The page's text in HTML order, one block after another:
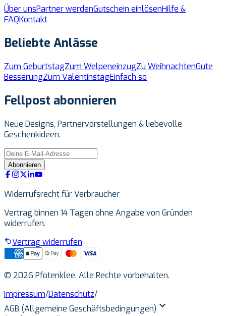
Über unsPartner werdenGutschein einlösenHilfe &
FAQKontakt
Beliebte Anlässe
Zum GeburtstagZum WelpeneinzugZu WeihnachtenGute
BesserungZum ValentinstagEinfach so
Fellpost abonnieren
Neue Designs, Partnervorstellungen & liebevolle
Geschenkideen.
Abonnieren
Widerrufsrecht für Verbraucher
Vertrag binnen 14 Tagen ohne Angabe von Gründen
widerrufen.
Vertrag widerrufen
© 2026 Pfotenklee. Alle Rechte vorbehalten.
Impressum/Datenschutz/
AGB (Allgemeine Geschäftsbedingungen)